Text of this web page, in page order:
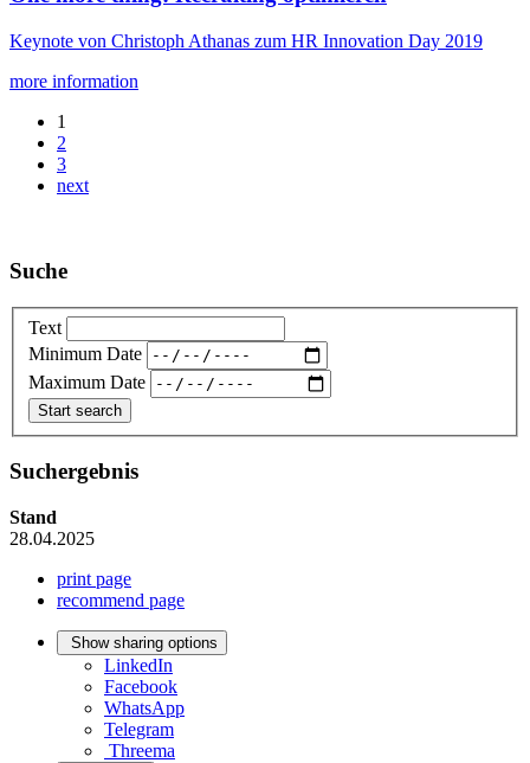
Keynote von Christoph Athanas zum HR Innovation Day 2019
more information
1
2
3
next
Suche
Text
Minimum Date
Maximum Date
Suchergebnis
Stand
28.04.2025
print page
recommend page
Show sharing options
LinkedIn
Facebook
WhatsApp
Telegram
Threema